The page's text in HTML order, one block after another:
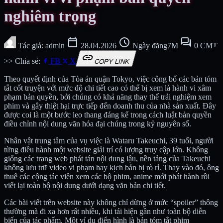
nghiêm trọng
Tác giả: admin calendar_today 28.04.2026 schedule Ngày đăng7M forum 0 CMT
>> Chia sẻ:
FB X linkCOPY LINK
Theo quyết định của Tòa án quận Tokyo, việc công bố các bản tóm
tắt cốt truyện với mức độ chi tiết cao có thể bị xem là hành vi xâm
phạm bản quyền, bởi chúng có khả năng thay thế trải nghiệm xem
phim và gây thiệt hại trực tiếp đến doanh thu của nhà sản xuất. Đây
được coi là một bước leo thang đáng kể trong cách luật bản quyền
điều chỉnh nội dung văn hóa đại chúng trong kỷ nguyên số.
Nhân vật trung tâm của vụ việc là Wataru Takeuchi, 39 tuổi, người
từng điều hành một website giải trí có lượng truy cập lớn. Không
giống các trang web phát tán nội dung lậu, nền tảng của Takeuchi
không lưu trữ video vi phạm hay kịch bản bị rò rỉ. Thay vào đó, ông
thuê các cộng tác viên xem các bộ phim, anime mới phát hành rồi
viết lại toàn bộ nội dung dưới dạng văn bản chi tiết.
Các bài viết trên website này không chỉ dừng ở mức “spoiler” thông
thường mà đi xa hơn rất nhiều, khi tái hiện gần như toàn bộ diễn
biến của tác phẩm. Một ví dụ điển hình là bản tóm tắt phim